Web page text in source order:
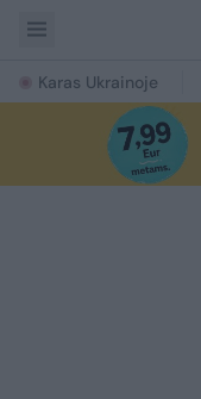
Karas Ukrainoje